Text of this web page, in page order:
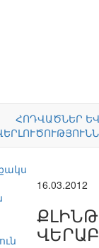
ՀՈԴՎԱԾՆԵՐ
16.03.2012